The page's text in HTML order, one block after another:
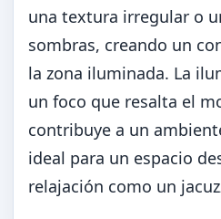
una textura irregular o
sombras, creando un
la zona iluminada. La
un foco que resalta el
contribuye a un
ideal para un espacio
relajación como un